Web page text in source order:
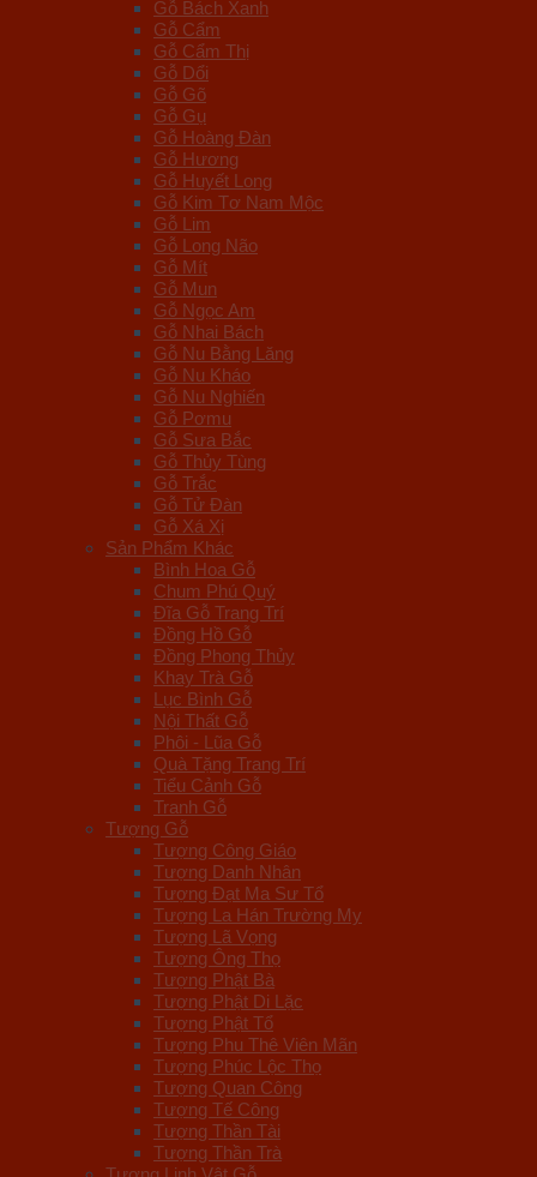
Gỗ Bách Xanh
Gỗ Cẩm
Gỗ Cẩm Thị
Gỗ Dổi
Gỗ Gõ
Gỗ Gụ
Gỗ Hoàng Đàn
Gỗ Hương
Gỗ Huyết Long
Gỗ Kim Tơ Nam Mộc
Gỗ Lim
Gỗ Long Não
Gỗ Mít
Gỗ Mun
Gỗ Ngọc Am
Gỗ Nhai Bách
Gỗ Nu Bằng Lăng
Gỗ Nu Kháo
Gỗ Nu Nghiến
Gỗ Pơmu
Gỗ Sưa Bắc
Gỗ Thủy Tùng
Gỗ Trắc
Gỗ Tử Đàn
Gỗ Xá Xị
Sản Phẩm Khác
Bình Hoa Gỗ
Chum Phú Quý
Đĩa Gỗ Trang Trí
Đồng Hồ Gỗ
Đồng Phong Thủy
Khay Trà Gỗ
Lục Bình Gỗ
Nội Thất Gỗ
Phôi - Lũa Gỗ
Quà Tặng Trang Trí
Tiểu Cảnh Gỗ
Tranh Gỗ
Tượng Gỗ
Tượng Công Giáo
Tượng Danh Nhân
Tượng Đạt Ma Sư Tổ
Tượng La Hán Trường My
Tượng Lã Vọng
Tượng Ông Thọ
Tượng Phật Bà
Tượng Phật Di Lặc
Tượng Phật Tổ
Tượng Phu Thê Viên Mãn
Tượng Phúc Lộc Thọ
Tượng Quan Công
Tượng Tế Công
Tượng Thần Tài
Tượng Thần Trà